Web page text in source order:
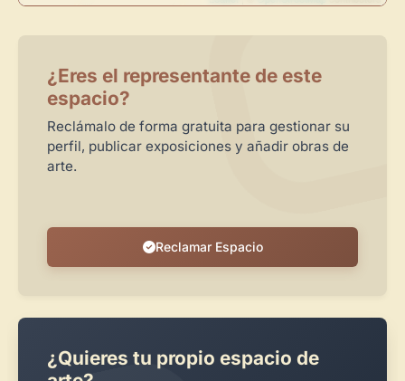
¿Eres el representante de este
espacio?
Reclámalo de forma gratuita para gestionar su
perfil, publicar exposiciones y añadir obras de
arte.
Reclamar Espacio
¿Quieres tu propio espacio de